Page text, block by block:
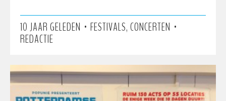
10 JAAR GELEDEN • FESTIVALS, CONCERTEN •
REDACTIE